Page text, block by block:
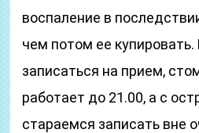
воспаление в
чем потом ее
записаться на прием,
работает до 21.00, а с
стараемся записать вне